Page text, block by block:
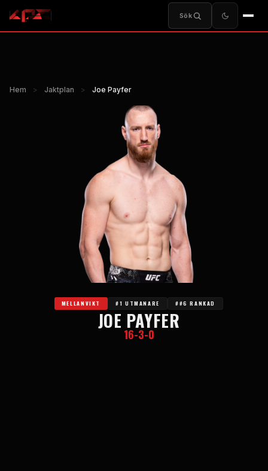
Sök
Hem > Jaktplan > Joe Payfer
MELLANVIKT #1 UTMANARE ##6 RANKAD
JOE PAYFER
16-3-0